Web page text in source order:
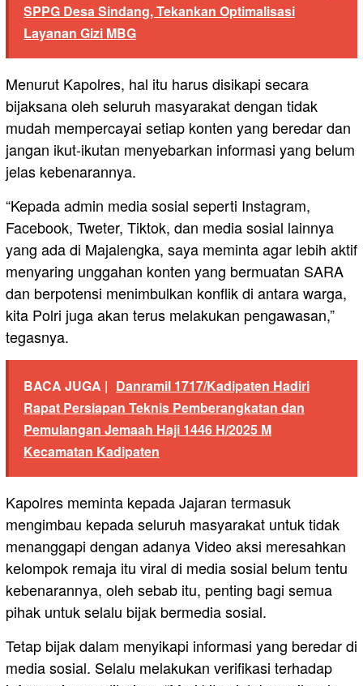
SPPG Desa Sindang, Tekankan Optimalisasi
Layanan Gizi MBG
Menurut Kapolres, hal itu harus disikapi secara
bijaksana oleh seluruh masyarakat dengan tidak
mudah mempercayai setiap konten yang beredar dan
jangan ikut-ikutan menyebarkan informasi yang belum
jelas kebenarannya.
“Kepada admin media sosial seperti Instagram,
Facebook, Tweter, Tiktok, dan media sosial lainnya
yang ada di Majalengka, saya meminta agar lebih aktif
menyaring unggahan konten yang bermuatan SARA
dan berpotensi menimbulkan konflik di antara warga,
kita Polri juga akan terus melakukan pengawasan,”
tegasnya.
BACA JUGA | Danramil 1717/Kadipaten Hadiri
Rapat Persiapan Teknis Pemberangkatan dan
Pemulangan Jemaah Haji 1446 H/2025 M
Kecamatan Kadipaten
Kapolres meminta kepada Jajaran termasuk
mengimbau kepada seluruh masyarakat untuk tidak
menanggapi dengan adanya Video aksi meresahkan
kelompok remaja itu viral di media sosial belum tentu
kebenarannya, oleh sebab itu, penting bagi semua
pihak untuk selalu bijak bermedia sosial.
Tetap bijak dalam menyikapi informasi yang beredar di
media sosial. Selalu melakukan verifikasi terhadap